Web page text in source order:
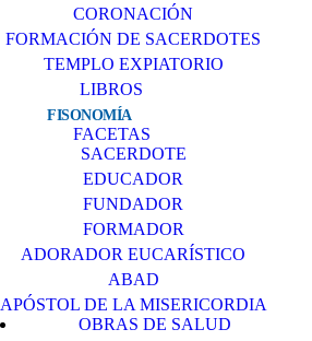
CORONACIÓN
FORMACIÓN DE SACERDOTES
TEMPLO EXPIATORIO
LIBROS
FISONOMÍA
FACETAS
SACERDOTE
EDUCADOR
FUNDADOR
FORMADOR
ADORADOR EUCARÍSTICO
ABAD
APÓSTOL DE LA MISERICORDIA
OBRAS DE SALUD